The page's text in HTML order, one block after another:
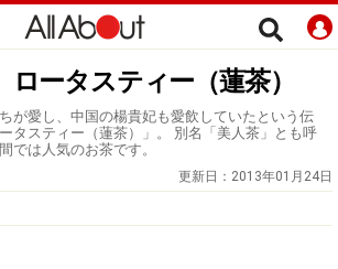
ロータスティー（蓮茶）
が愛し、中国の楊貴妃も愛飲していたという伝
タスティー（蓮茶）」。 別名「美人茶」とも呼
では人気のお茶です。
更新日： 2013年01月24日